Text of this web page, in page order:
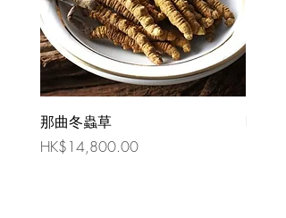
那曲冬蟲草
價格
HK$14,800.00